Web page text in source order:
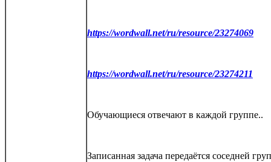
https://wordwall.net/ru/resource/23274069
https://wordwall.net/ru/resource/23274211
Обучающиеся отвечают в каждой группе..
Записанная задача передаётся соседней